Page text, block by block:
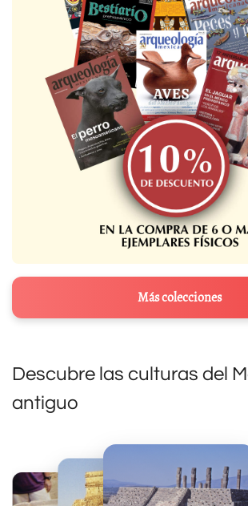
Más colecciones
Descubre las culturas del
antiguo